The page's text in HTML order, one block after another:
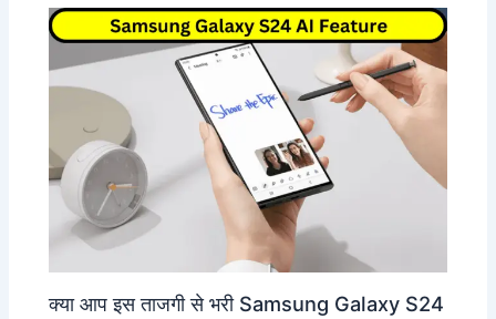
क्या आप इस ताजगी से भरी Samsung Galaxy S24